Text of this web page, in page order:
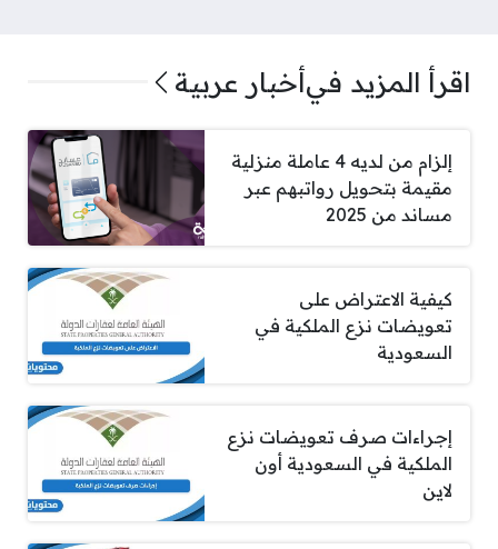
اقرأ المزيد فيأخبار عربية
إلزام من لديه 4 عاملة منزلية
مقيمة بتحويل رواتبهم عبر
مساند من 2025
كيفية الاعتراض على
تعويضات نزع الملكية في
السعودية
إجراءات صرف تعويضات نزع
الملكية في السعودية أون
لاين